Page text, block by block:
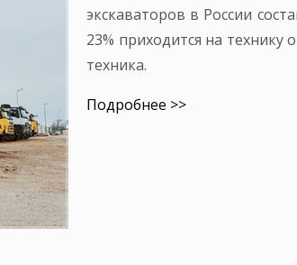
экскаваторов в России
23% приходится на технику
техника.
Подробнее >>